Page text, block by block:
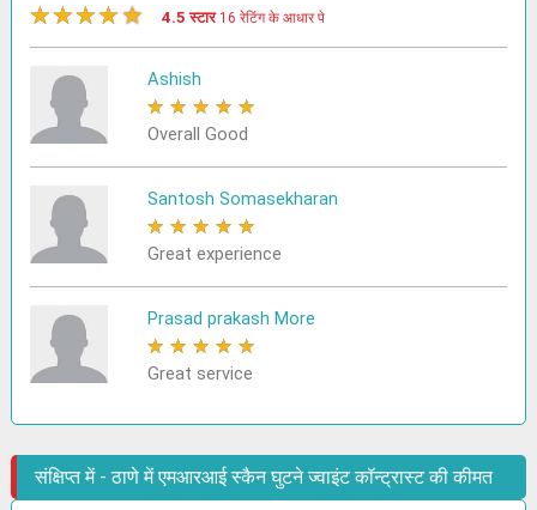
★★★★★ 4.5 स्टार 16 रेटिंग के आधार पे
Ashish
★ ★ ★ ★ ★
Overall Good
Santosh Somasekharan
★ ★ ★ ★ ★
Great experience
Prasad prakash More
★ ★ ★ ★ ★
Great service
संक्षिप्त में - ठाणे में एमआरआई स्कैन घुटने ज्वाइंट कॉन्ट्रास्ट की कीमत